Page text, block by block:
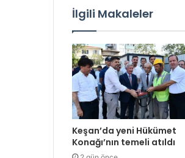
İlgili Makaleler
Keşan’da yeni Hükümet
Konağı’nın temeli atıldı